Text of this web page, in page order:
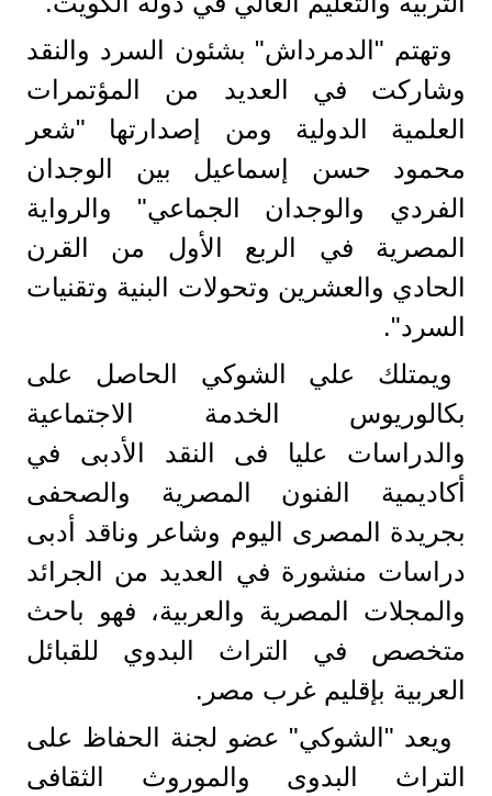
وتهتم "الدمرداش" بشئون السرد والنقد
وشاركت في العديد من المؤتمرات
العلمية الدولية ومن إصدارتها "شعر
محمود حسن إسماعيل بين الوجدان
الفردي والوجدان الجماعي" والرواية
المصرية في الربع الأول من القرن
الحادي والعشرين وتحولات البنية وتقنيات
السرد".
ويمتلك علي الشوكي الحاصل على
بكالوريوس الخدمة الاجتماعية
والدراسات عليا فى النقد الأدبى في
أكاديمية الفنون المصرية والصحفى
بجريدة المصرى اليوم وشاعر وناقد أدبى
دراسات منشورة في العديد من الجرائد
والمجلات المصرية والعربية، فهو باحث
متخصص في التراث البدوي للقبائل
العربية بإقليم غرب مصر.
ويعد "الشوكي" عضو لجنة الحفاظ على
التراث البدوى والموروث الثقافى